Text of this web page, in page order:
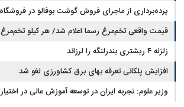
پرده‌برداری از ماجرای فروش گوشت بوفالو در
بوفالو از کجا وارد می‌شود؟/ هر کیلو بوفالو با چه
قیمت واقعی تخم‌مرغ رسما اعلام شد/ هر کیلو
زلزله ۴ ریشتری بندرلنگه را لرزاند
افزایش پلکانی تعرفه بهای برق کشاورزی لغو شد
وزیر علوم: تجربه ایران در توسعه آموزش عالی در